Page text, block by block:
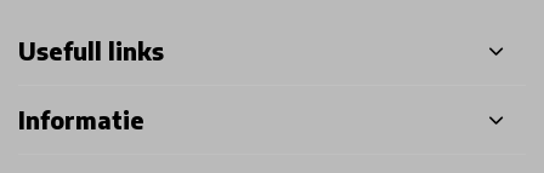
Usefull links
Informatie